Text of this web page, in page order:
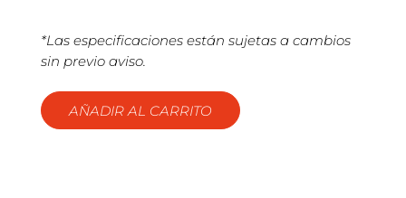
*Las especificaciones están sujetas a cambios
sin previo aviso.
AÑADIR AL CARRITO